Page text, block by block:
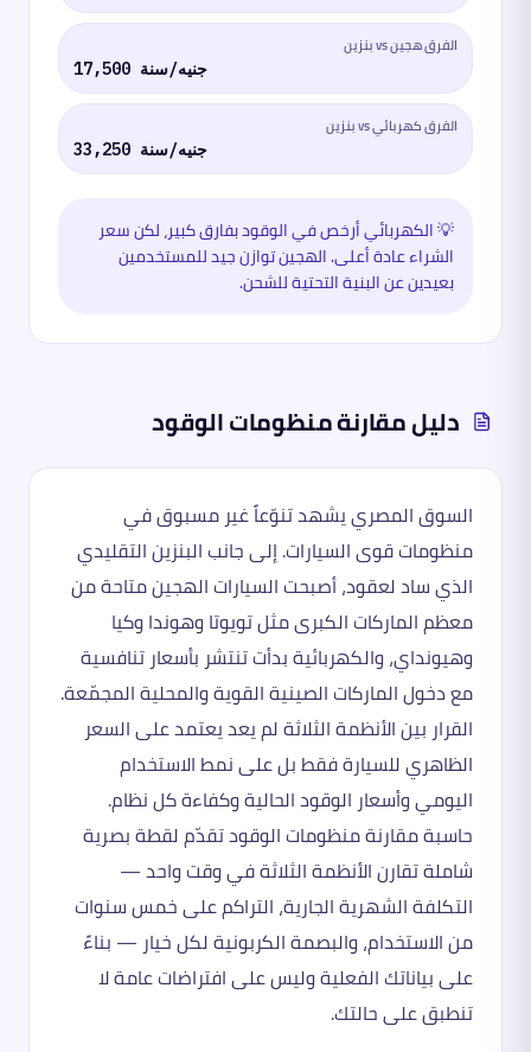
الفرق هجين vs بنزين
17,500 جنيه/سنة
الفرق كهربائي vs بنزين
33,250 جنيه/سنة
💡الكهربائي أرخص في الوقود بفارق كبير، لكن سعر
الشراء عادة أعلى. الهجين توازن جيد للمستخدمين
بعيدين عن البنية التحتية للشحن.
دليلمقارنة منظومات الوقود
السوق المصري يشهد تنوّعاً غير مسبوق في
منظومات قوى السيارات. إلى جانب البنزين التقليدي
الذي ساد لعقود، أصبحت السيارات الهجين متاحة من
معظم الماركات الكبرى مثل تويوتا وهوندا وكيا
وهيونداي، والكهربائية بدأت تنتشر بأسعار تنافسية
مع دخول الماركات الصينية القوية والمحلية المجمّعة.
القرار بين الأنظمة الثلاثة لم يعد يعتمد على السعر
الظاهري للسيارة فقط بل على نمط الاستخدام
اليومي وأسعار الوقود الحالية وكفاءة كل نظام.
حاسبة مقارنة منظومات الوقود تقدّم لقطة بصرية
شاملة تقارن الأنظمة الثلاثة في وقت واحد —
التكلفة الشهرية الجارية، التراكم على خمس سنوات
من الاستخدام، والبصمة الكربونية لكل خيار — بناءً
على بياناتك الفعلية وليس على افتراضات عامة لا
تنطبق على حالتك.